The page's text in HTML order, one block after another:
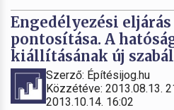
Engedélyezési
pontosítása. A
kiállításának új
Szerző: Építésijog.hu
Közzétéve: 2013.08.13.
2013.10.14. 16:02